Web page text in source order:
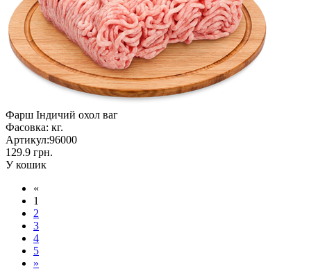
Фарш Індичий охол ваг
Фасовка: кг.
Артикул:96000
129.9 грн.
У кошик
«
1
2
3
4
5
»